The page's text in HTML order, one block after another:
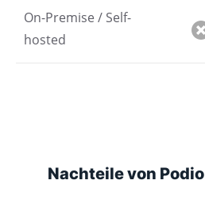
On-Premise / Self-
hosted
Nachteile von Podio